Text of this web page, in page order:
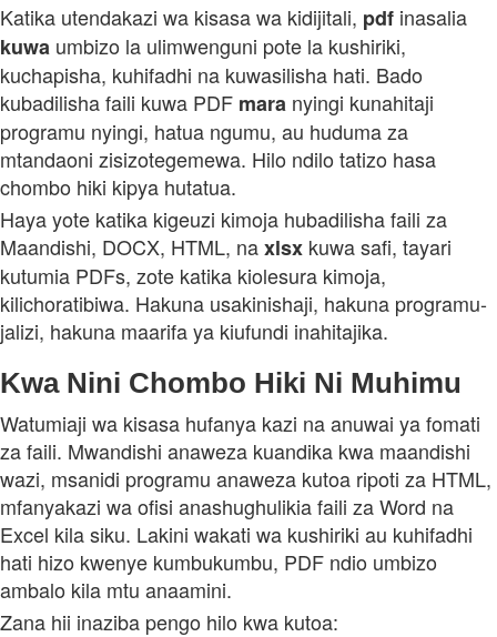
Katika utendakazi wa kisasa wa kidijitali, pdf inasalia
kuwa umbizo la ulimwenguni pote la kushiriki,
kuchapisha, kuhifadhi na kuwasilisha hati. Bado
kubadilisha faili kuwa PDF mara nyingi kunahitaji
programu nyingi, hatua ngumu, au huduma za
mtandaoni zisizotegemewa. Hilo ndilo tatizo hasa
chombo hiki kipya hutatua.
Haya yote katika kigeuzi kimoja hubadilisha faili za
Maandishi, DOCX, HTML, naxlsx kuwa safi, tayari
kutumia PDFs, zote katika kiolesura kimoja,
kilichoratibiwa. Hakuna usakinishaji, hakuna programu-
jalizi, hakuna maarifa ya kiufundi inahitajika.
Kwa Nini Chombo Hiki Ni Muhimu
Watumiaji wa kisasa hufanya kazi na anuwai ya fomati
za faili. Mwandishi anaweza kuandika kwa maandishi
wazi, msanidi programu anaweza kutoa ripoti za HTML,
mfanyakazi wa ofisi anashughulikia faili za Word na
Excel kila siku. Lakini wakati wa kushiriki au kuhifadhi
hati hizo kwenye kumbukumbu, PDF ndio umbizo
ambalo kila mtu anaamini.
Zana hii inaziba pengo hilo kwa kutoa: